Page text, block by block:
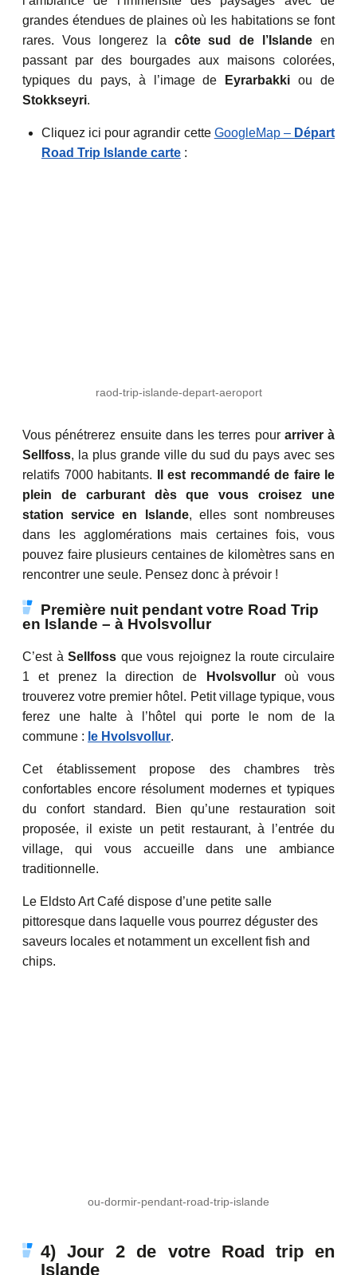
grandes étendues de plaines où les habitations se font
rares. Vous longerez la côte sud de l’Islande en
passant par des bourgades aux maisons colorées,
typiques du pays, à l’image de
Eyrarbakki ou de
Stokkseyri.
Cliquez ici pour agrandir cette GoogleMap – Départ
Road Trip Islande carte :
raod-trip-islande-depart-aeroport
Vous pénétrerez ensuite dans les terres pour arriver à
Sellfoss, la plus grande ville du sud du pays avec ses
relatifs 7000 habitants.
Il est recommandé de faire le
plein de carburant dès que vous croisez une
station service en Islande, elles sont nombreuses
dans les agglomérations mais certaines fois, vous
pouvez faire plusieurs centaines de kilomètres sans en
rencontrer une seule. Pensez donc à prévoir !
Première nuit pendant votre Road Trip
en Islande – à Hvolsvollur
C’est à Sellfoss que vous rejoignez la route circulaire
1 et prenez la direction de
Hvolsvolluroù vous
trouverez votre premier hôtel. Petit village typique, vous
ferez une halte à l’hôtel qui porte le nom de la
commune : le Hvolsvollur.
Cet établissement propose des chambres très
confortables encore résolument modernes et typiques
du confort standard. Bien qu’une restauration soit
proposée, il existe un petit restaurant, à l’entrée du
village, qui vous accueille dans une ambiance
traditionnelle.
Le Eldsto Art Café dispose d’une petite salle
pittoresque dans laquelle vous pourrez déguster des
saveurs locales et notamment un excellent fish and
chips.
ou-dormir-pendant-road-trip-islande
4) Jour 2 de votre Road trip en
Islande